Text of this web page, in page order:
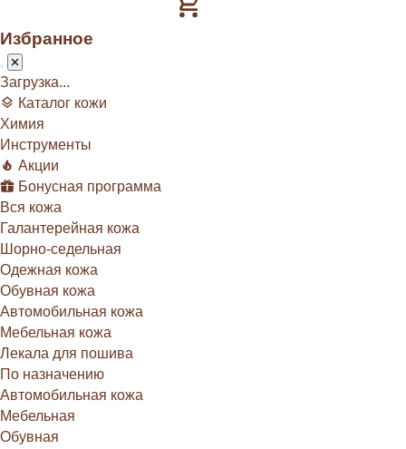
Избранное
Загрузка...
Каталог кожи
Химия
Инструменты
Акции
Бонусная программа
Вся кожа
Галантерейная кожа
Шорно-седельная
Одежная кожа
Обувная кожа
Автомобильная кожа
Мебельная кожа
Лекала для пошива
По назначению
Автомобильная кожа
Мебельная
Обувная